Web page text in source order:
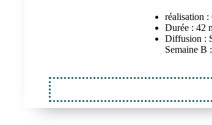
réalisation :
Durée : 42
Diffusion :
Semaine B